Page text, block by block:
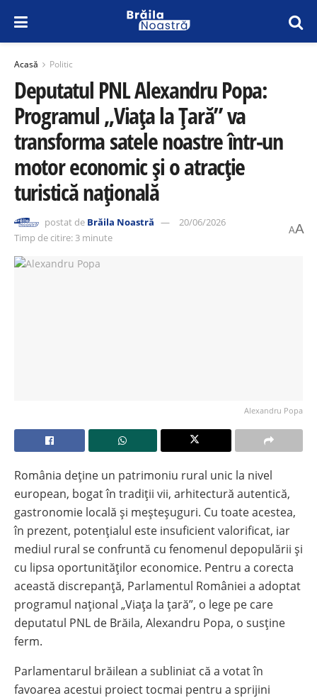
Acasă Politic
Deputatul PNL Alexandru Popa:
Programul „Viața la Țară” va
transforma satele noastre într-un
motor economic și o atracție
turistică națională
postat de Brăila Noastră
20/06/2026
Timp de citire: 3 minute
AA
Alexandru Popa
România deține un patrimoniu rural unic la nivel
european, bogat în tradiții vii, arhitectură autentică,
gastronomie locală și meșteșuguri. Cu toate acestea,
în prezent, potențialul este insuficient valorificat, iar
mediul rural se confruntă cu fenomenul depopulării și
cu lipsa oportunităților economice. Pentru a corecta
această discrepanță, Parlamentul României a adoptat
programul național „Viața la țară”, o lege pe care
deputatul PNL de Brăila, Alexandru Popa, o susține
ferm.
Parlamentarul brăilean a subliniat că a votat în
favoarea acestui proiect tocmai pentru a sprijini